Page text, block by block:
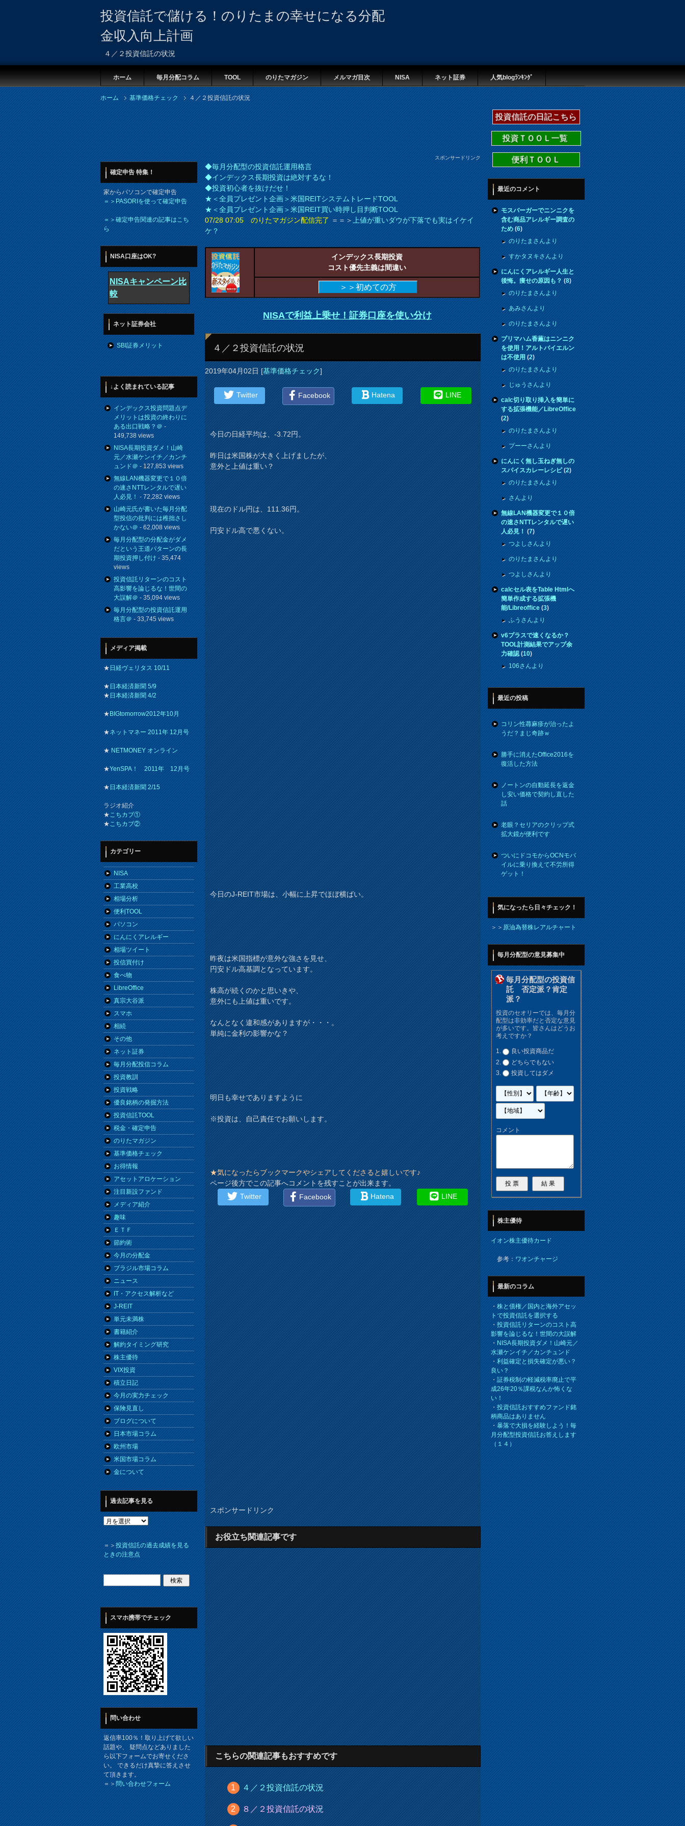
投資信託で儲ける！のりたまの幸せになる分配
金収入向上計画
４／２投資信託の状況
ホーム 毎月分配コラム TOOL のりたマガジン メルマガ目次 NISA ネット証券 人気blogﾗﾝｷﾝｸﾞ
ホーム 基準価格チェック ４／２投資信託の状況
スポンサードリンク
◆毎月分配型の投資信託運用格言
◆インデックス長期投資は絶対するな！
◆投資初心者を抜けだせ！
★＜全員プレゼント企画＞米国REITシステムトレードTOOL
★＜全員プレゼント企画＞米国REIT買い時押し目判断TOOL
07/28 07:05 のりたマガジン配信完了＝＝＞上値が重いダウが下落でも実はイケイ
ケ？
インデックス長期投資
コスト優先主義は間違い
＞＞初めての方
NISAで利益上乗せ！証券口座を使い分け
４／２投資信託の状況
2019年04月02日[基準価格チェック]
Twitter Facebook Hatena LINE
今日の日経平均は、-3.72円。
昨日は米国株が大きく上げましたが、
意外と上値は重い？
現在のドル円は、111.36円。
円安ドル高で悪くない。
今日のJ-REIT市場は、小幅に上昇でほぼ横ばい。
昨夜は米国指標が意外な強さを見せ、
円安ドル高基調となっています。
株高が続くのかと思いきや、
意外にも上値は重いです。
なんとなく違和感がありますが・・・。
単純に金利の影響かな？
明日も幸せでありますように
※投資は、自己責任でお願いします。
★気になったらブックマークやシェアしてくださると嬉しいです♪
ページ後方でこの記事へコメントを残すことが出来ます。
Twitter
Facebook Hatena LINE
スポンサードリンク
お役立ち関連記事です
こちらの関連記事もおすすめです
４／２投資信託の状況
８／２投資信託の状況
確定申告 特集！
家からパソコンで確定申告
＝＞PASORIを使って確定申告
＝＞確定申告関連の記事はこち
ら
NISA口座はOK?
NISAキャンペーン比
較
ネット証券会社
SBI証券メリット
↓よく読まれている記事
インデックス投資問題点デ
メリットは投資の終わりに
ある出口戦略？＠-
149,738 views
NISA長期投資ダメ！山崎
元／水瀬ケンイチ／カンチ
ュンド＠- 127,853 views
無線LAN機器変更で１０倍
の速さNTTレンタルで遅い
人必見！- 72,282 views
山崎元氏が書いた毎月分配
型投信の批判には稚拙さし
かない＠- 62,008 views
毎月分配型の分配金がダメ
だという王道パターンの長
期投資押し付け- 35,474
views
投資信託リターンのコスト
高影響を論じるな！世間の
大誤解＠- 35,094 views
毎月分配型の投資信託運用
格言＠- 33,745 views
メディア掲載
★日経ヴェリタス 10/11
★日本経済新聞 5/9
★日本経済新聞 4/2
★BIGtomorrow2012年10月
★ネットマネー 2011年 12月号
★NETMONEY オンライン
★YenSPA！ 2011年 12月号
★日本経済新聞 2/15
ラジオ紹介
★こちカブ①
★こちカブ②
カテゴリー
NISA
工業高校
相場分析
便利TOOL
パソコン
にんにくアレルギー
相場ツイート
投信買付け
食べ物
LibreOffice
真宗大谷派
スマホ
相続
その他
ネット証券
毎月分配投信コラム
投資教訓
投資戦略
優良銘柄の発掘方法
投資信託TOOL
税金・確定申告
のりたマガジン
基準価格チェック
お得情報
アセットアロケーション
注目新設ファンド
メディア紹介
趣味
ＥＴＦ
節約術
今月の分配金
ブラジル市場コラム
ニュース
IT・アクセス解析など
J-REIT
単元未満株
書籍紹介
解約タイミング研究
株主優待
VIX投資
積立日記
今月の実力チェック
保険見直し
ブログについて
日本市場コラム
欧州市場
米国市場コラム
金について
過去記事を見る
＝＞投資信託の過去成績を見る
ときの注意点
スマホ携帯でチェック
問い合わせ
返信率100％！取り上げて欲しい
話題や、 疑問点などありました
ら以下フォームでお寄せくださ
い。 できるだけ真摯に答えさせ
て頂きます。
＝＞問い合わせフォーム
投資信託の日記こちら
投資ＴＯＯＬ一覧
便利ＴＯＯＬ
最近のコメント
モスバーガーでニンニクを
含む商品アレルギー調査の
ため(6)
のりたまさんより
すかタヌキさんより
にんにくアレルギー人生と
後悔。痩せの原因も？(8)
のりたまさんより
あみさんより
のりたまさんより
プリマハム香薫はニンニク
を使用！アルトバイエルン
は不使用(2)
のりたまさんより
じゅうさんより
calc切り取り挿入を簡単に
する拡張機能／LibreOffice
(2)
のりたまさんより
プーーさんより
にんにく無し玉ねぎ無しの
スパイスカレーレシピ(2)
のりたまさんより
さんより
無線LAN機器変更で１０倍
の速さNTTレンタルで遅い
人必見！(7)
つよしさんより
のりたまさんより
つよしさんより
calcセル表をTable Htmlへ
簡単作成する拡張機
能/Libreoffice(3)
ふうさんより
v6プラスで速くなるか？
TOOL計測結果でアップ余
力確認(10)
106さんより
最近の投稿
コリン性蕁麻疹が治ったよ
うだ？まじ奇跡ｗ
勝手に消えたOffice2016を
復活した方法
ノートンの自動延長を返金
し安い価格で契約し直した
話
老眼？セリアのクリップ式
拡大鏡が便利です
ついにドコモからOCNモバ
イルに乗り換えて不労所得
ゲット！
気になったら日々チェック！
＞＞原油為替株レアルチャート
毎月分配型の意見募集中
毎月分配型の投資信
託 否定派？肯定
派？
投資のセオリーでは、毎月分
配型は非効率だと否定な意見
が多いです。皆さんはどうお
考えですか？
良い投資商品だ
どちらでもない
投資してはダメ
コメント
株主優待
イオン株主優待カード
参考：ワオンチャージ
最新のコラム
・株と債権／国内と海外アセッ
トで投資信託を選択する
・投資信託リターンのコスト高
影響を論じるな！世間の大誤解
・NISA長期投資ダメ！山崎元／
水瀬ケンイチ／カンチュンド
・利益確定と損失確定が悪い？
良い？
・証券税制の軽減税率廃止で平
成26年20％課税なんか怖くな
い！
・投資信託おすすめファンド銘
柄商品はありません
・暴落で大損を経験しよう！毎
月分配型投資信託お答えします
（１４）